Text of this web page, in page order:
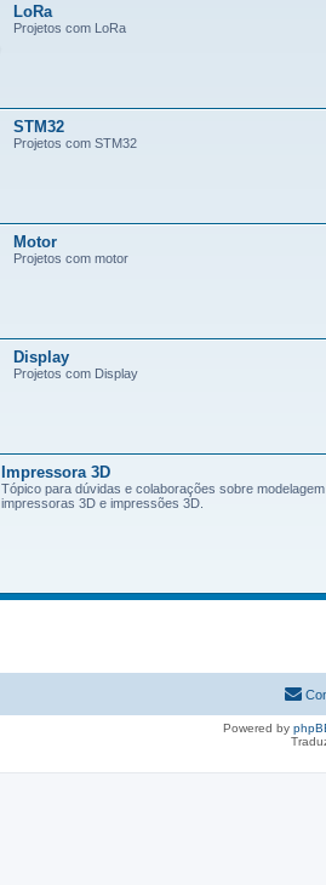
LoRa
Projetos com LoRa
STM32
Projetos com STM32
Motor
Projetos com motor
Display
Projetos com Display
Impressora 3D
Tópico para dúvidas e colaborações sobre
impressoras 3D e impressões 3D.
Powered by